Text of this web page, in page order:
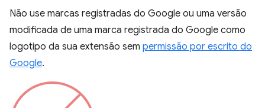
Não use marcas registradas do Google ou uma versão
modificada de uma marca registrada do Google como
logotipo da sua extensão sem permissão por escrito do
Google.